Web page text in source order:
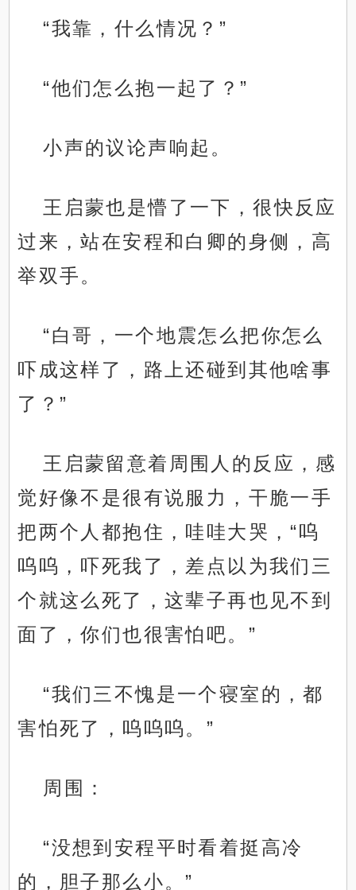
“我靠，什么情况？”
“他们怎么抱一起了？”
小声的议论声响起。
王启蒙也是懵了一下，很快反应
过来，站在安程和白卿的身侧，高
举双手。
“白哥，一个地震怎么把你怎么
吓成这样了，路上还碰到其他啥事
了？”
王启蒙留意着周围人的反应，感
觉好像不是很有说服力，干脆一手
把两个人都抱住，哇哇大哭，“呜
呜呜，吓死我了，差点以为我们三
个就这么死了，这辈子再也见不到
面了，你们也很害怕吧。”
“我们三不愧是一个寝室的，都
害怕死了，呜呜呜。”
周围：
“没想到安程平时看着挺高冷
的，胆子那么小。”